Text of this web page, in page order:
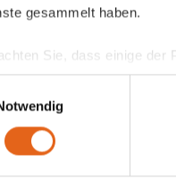
gesammelt haben.
Sie, dass einige der
Datenschutzniveau
mit den
Einwilligung zu unseren
wird ab Anfang
schafft es die
ansprechend zu
Geschichten
Bau seines
– ganz im